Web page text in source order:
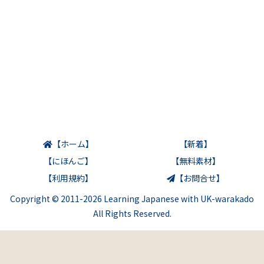
【ホーム】
【新着】
【にほんご】
【無料素材】
【利用規約】
【お問合せ】
Copyright © 2011-2026 Learning Japanese with UK-warakado
All Rights Reserved.